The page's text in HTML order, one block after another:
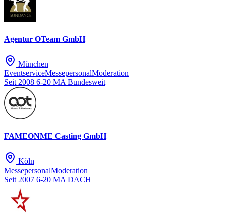
Agentur OTeam GmbH
München
EventserviceMessepersonalModeration
Seit 2008 6-20 MA Bundesweit
FAMEONME Casting GmbH
Köln
MessepersonalModeration
Seit 2007 6-20 MA DACH